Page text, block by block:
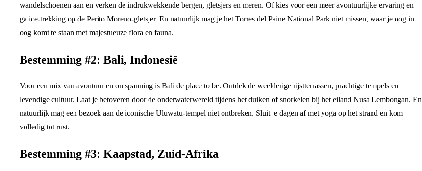
wandelschoenen aan en verken de indrukwekkende bergen, gletsjers en meren. Of kies voor een meer avontuurlijke ervaring en
ga ice-trekking op de Perito Moreno-gletsjer. En natuurlijk mag je het Torres del Paine National Park niet missen, waar je oog in
oog komt te staan met majestueuze flora en fauna.
Bestemming #2: Bali, Indonesië
Voor een mix van avontuur en ontspanning is Bali de place to be. Ontdek de weelderige rijstterrassen, prachtige tempels en
levendige cultuur. Laat je betoveren door de onderwaterwereld tijdens het duiken of snorkelen bij het eiland Nusa Lembongan. En
natuurlijk mag een bezoek aan de iconische Uluwatu-tempel niet ontbreken. Sluit je dagen af met yoga op het strand en kom
volledig tot rust.
Bestemming #3: Kaapstad, Zuid-Afrika